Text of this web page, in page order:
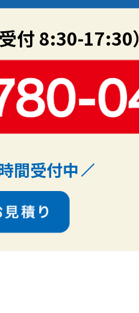
受付 8:30-17:30）
間受付中